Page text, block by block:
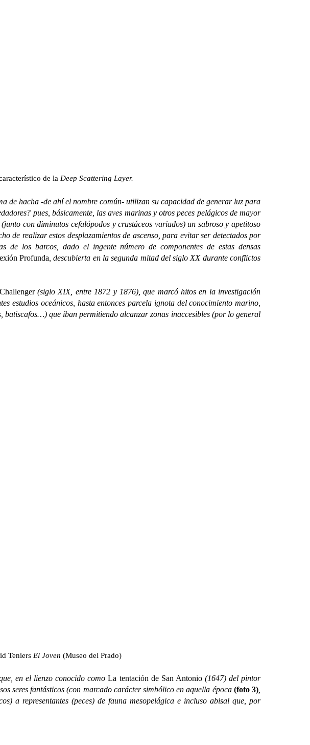
de la Deep Scattering Layer.
de hacha -de ahí el nombre común- utilizan su capacidad de generar luz para
pues, básicamente, las aves marinas y otros peces pelágicos de mayor
con diminutos cefalópodos y crustáceos variados) un sabroso y apetitoso
de realizar estos desplazamientos de ascenso, para evitar ser detectados por
de los barcos, dado el ingente número de componentes de estas densas
Profunda , descubierta en la segunda mitad del siglo XX durante conflictos
(siglo XIX, entre 1872 y 1876), que marcó hitos en la investigación
estudios oceánicos, hasta entonces parcela ignota del conocimiento marino,
batiscafos…) que iban permitiendo alcanzar zonas inaccesibles (por lo general
Teniers El Joven (Museo del Prado)
en el lienzo conocido comoLa tentación de San Antonio(1647) del pintor
seres fantásticos (con marcado carácter simbólico en aquella época (foto 3)
a representantes (peces) de fauna mesopelágica e incluso abisal que, por